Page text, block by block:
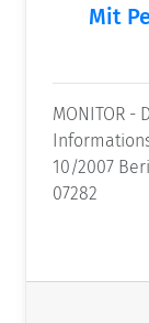
Mit
MONITOR -
10/2007
07282